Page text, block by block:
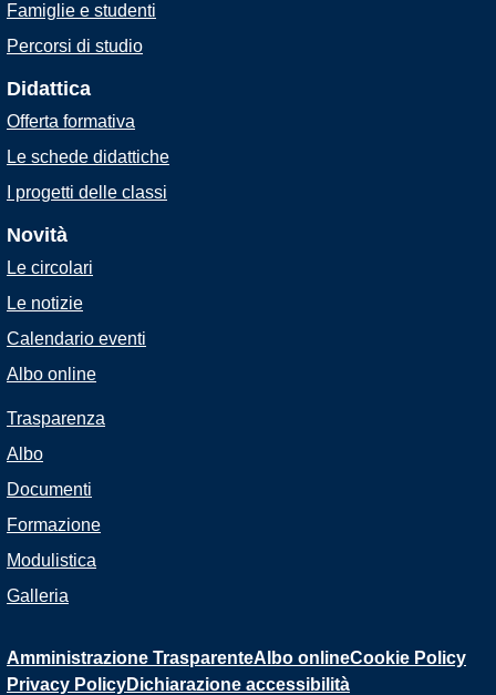
Famiglie e studenti
Percorsi di studio
Didattica
Offerta formativa
Le schede didattiche
I progetti delle classi
Novità
Le circolari
Le notizie
Calendario eventi
Albo online
Trasparenza
Albo
Documenti
Formazione
Modulistica
Galleria
Amministrazione TrasparenteAlbo onlineCookie Policy
Privacy PolicyDichiarazione accessibilità